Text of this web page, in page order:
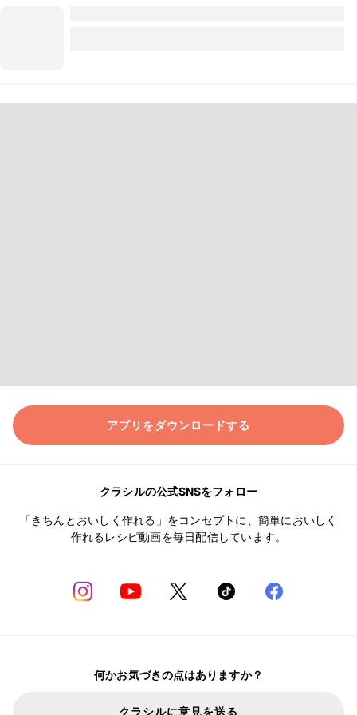
アプリをダウンロードする
クラシルの公式SNSをフォロー
「きちんとおいしく作れる」をコンセプトに、簡単においしく
作れるレシピ動画を毎日配信しています。
何かお気づきの点はありますか？
クラシルに意見を送る